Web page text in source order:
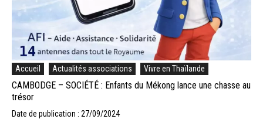
Accueil Actualités associations Vivre en Thaïlande
CAMBODGE – SOCIÉTÉ : Enfants du Mékong lance une chasse au
trésor
Date de publication : 27/09/2024